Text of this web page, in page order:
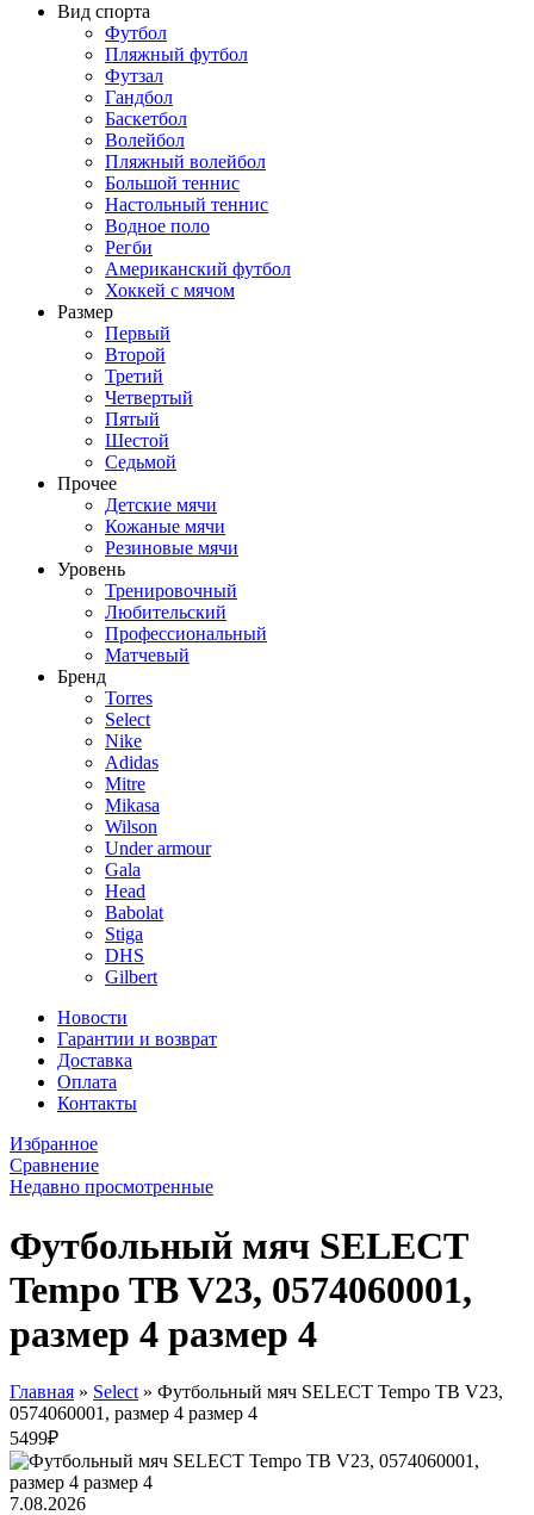
Вид спорта
Футбол
Пляжный футбол
Футзал
Гандбол
Баскетбол
Волейбол
Пляжный волейбол
Большой теннис
Настольный теннис
Водное поло
Регби
Американский футбол
Хоккей с мячом
Размер
Первый
Второй
Третий
Четвертый
Пятый
Шестой
Седьмой
Прочее
Детские мячи
Кожаные мячи
Резиновые мячи
Уровень
Тренировочный
Любительский
Профессиональный
Матчевый
Бренд
Torres
Select
Nike
Adidas
Mitre
Mikasa
Wilson
Under armour
Gala
Head
Babolat
Stiga
DHS
Gilbert
Новости
Гарантии и возврат
Доставка
Оплата
Контакты
Избранное
Сравнение
Недавно просмотренные
Футбольный мяч SELECT
Tempo TB V23, 0574060001,
размер 4 размер 4
Главная » Select » Футбольный мяч SELECT Tempo TB V23,
0574060001, размер 4 размер 4
5499₽
7.08.2026